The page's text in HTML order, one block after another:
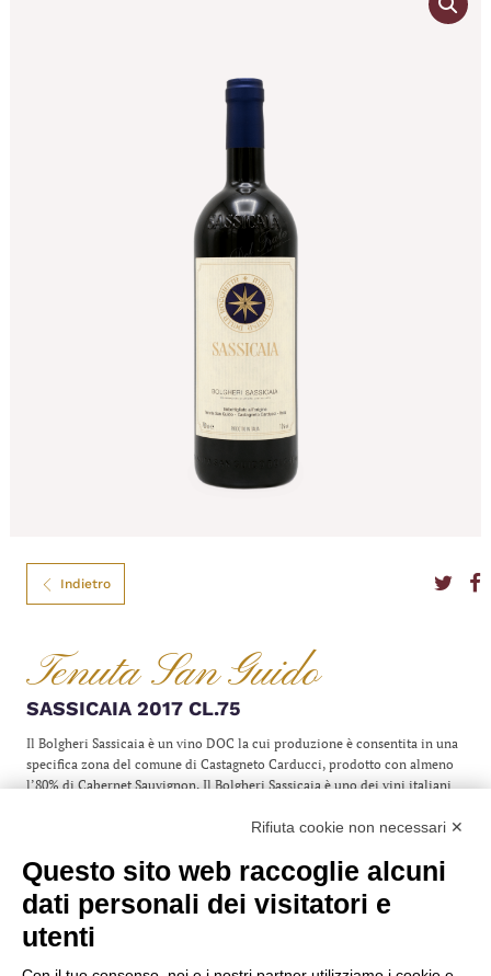
Indietro
Tenuta San Guido
SASSICAIA 2017 CL.75
Il Bolgheri Sassicaia è un vino DOC la cui produzione è consentita in una
specifica zona del comune di Castagneto Carducci, prodotto con almeno
l’80% di Cabernet Sauvignon. Il Bolgheri Sassicaia è uno dei vini italiani
San Guido, che possiede tutti i vigneti all’interno dell’area delimitata
Colore
Rosso
Formato
75
Gradazione
13,00%
Anno
2017
Denominazione
Nazione
Rifiuta cookie non necessari ✕
Questo sito web raccoglie alcuni
dati personali dei visitatori e
utenti